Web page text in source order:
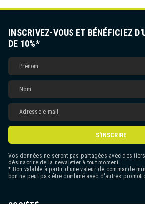
INSCRIVEZ-VOUS ET BÉNÉFICIEZ
DE 10%*
S'INSCRIRE
Vos données ne seront pas partagées avec des
désinscrire de la newsletter à tout moment.
* Bon valable à partir d'une valeur de commande
bon ne peut pas être combiné avec d'autres
SOCIÉTÉ